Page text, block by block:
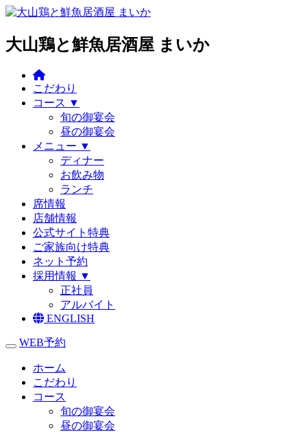
大山鶏と鮮魚居酒屋 まいか
こだわり
コース ▼
旬の御宴会
昼の御宴会
メニュー ▼
ディナー
お飲み物
ランチ
席情報
店舗情報
公式サイト特典
ご家族向け特典
ネット予約
採用情報 ▼
正社員
アルバイト
ENGLISH
toggle navigation
WEB予約
ホーム
こだわり
コース
旬の御宴会
昼の御宴会